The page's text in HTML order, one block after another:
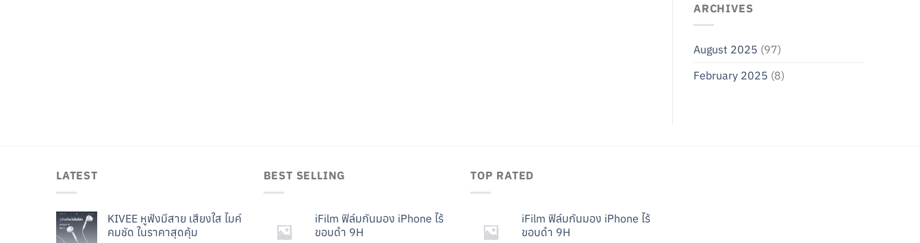
ARCHIVES
August 2025 (97)
February 2025 (8)
LATEST
KIVEE หูฟังมีสาย เสียงใส ไมค์
คมชัด ในราคาสุดคุ้ม
BEST SELLING
iFilm ฟิล์มกันมอง iPhone ไร้
ขอบดำ 9H
TOP RATED
iFilm ฟิล์มกันมอง iPhone ไร้
ขอบดำ 9H